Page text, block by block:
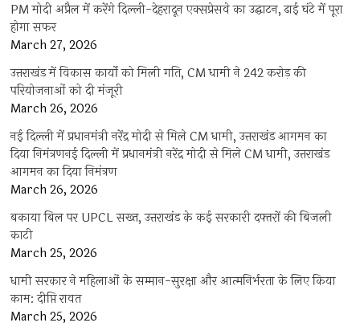
PM मोदी अप्रैल में करेंगे दिल्ली-देहरादून एक्सप्रेसवे का उद्घाटन, ढाई घंटे में पूरा
होगा सफर
March 27, 2026
उत्तराखंड में विकास कार्यों को मिली गति, CM धामी ने 242 करोड़ की
परियोजनाओं को दी मंजूरी
March 26, 2026
नई दिल्ली में प्रधानमंत्री नरेंद्र मोदी से मिले CM धामी, उत्तराखंड आगमन का
दिया निमंत्रणनई दिल्ली में प्रधानमंत्री नरेंद्र मोदी से मिले CM धामी, उत्तराखंड
आगमन का दिया निमंत्रण
March 26, 2026
बकाया बिल पर UPCL सख्त, उत्तराखंड के कई सरकारी दफ्तरों की बिजली
काटी
March 25, 2026
धामी सरकार ने महिलाओं के सम्मान-सुरक्षा और आत्मनिर्भरता के लिए किया
काम: दीप्ति रावत
March 25, 2026